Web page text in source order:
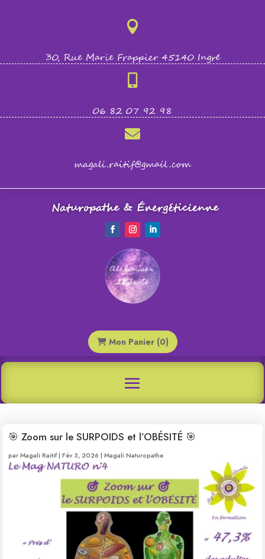

30, Rue Marie Frappier 45140 Ingré
06 82 07 92 98

magali.raitif@gmail.com
Naturopathe & Énergéticienne
Mon Panier (0)
🎯 Zoom sur le SURPOIDS et l’OBÉSITÉ 🎯
parMagali Raitif|Fév 3, 2026 |Magali Naturopathe